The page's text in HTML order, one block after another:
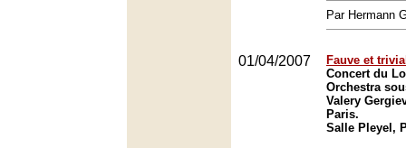
Par Hermann
01/04/2007
Fauve et
Concert du
Orchestra
Valery
Paris.
Salle Pleyel,